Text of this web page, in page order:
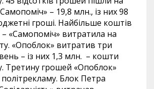
– 19,8 млн., із них 98
гроші. Найбільше коштів
– «Самопоміч» витратила на
«Опоблок» витратив три
– із них 1,3 млн. – кошти
Третину грошей «Опоблок»
Блок Петра